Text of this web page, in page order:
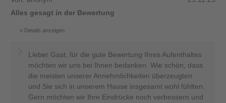
Alles gesagt in der Bewertung
Details anzeigen
Lieber Gast, für die gute Bewertung Ihres Aufenthaltes
möchten wir uns bei Ihnen bedanken. Wie schön, dass
die meisten unserer Annehmlichkeiten überzeugten
und Sie sich in unserem Hause insgesamt wohl fühlten.
Gern möchten wir Ihre Eindrücke noch verbessern und